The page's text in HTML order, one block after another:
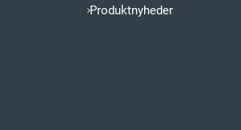
Produktnyheder